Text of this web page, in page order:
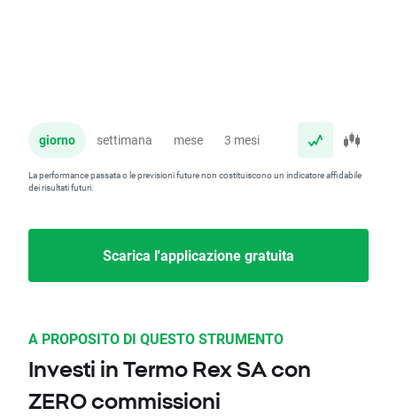
giorno settimana mese 3 mesi anno
La performance passata o le previsioni future non costituiscono un indicatore affidabile
dei risultati futuri.
Scarica l'applicazione gratuita
A PROPOSITO DI QUESTO STRUMENTO
Investi in Termo Rex SA con
ZERO commissioni